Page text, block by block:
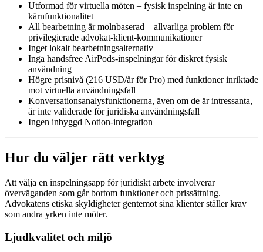
Utformad för virtuella möten – fysisk inspelning är inte en
kärnfunktionalitet
All bearbetning är molnbaserad – allvarliga problem för
privilegierade advokat-klient-kommunikationer
Inget lokalt bearbetningsalternativ
Inga handsfree AirPods-inspelningar för diskret fysisk
användning
Högre prisnivå (216 USD/år för Pro) med funktioner inriktade
mot virtuella användningsfall
Konversationsanalysfunktionerna, även om de är intressanta,
är inte validerade för juridiska användningsfall
Ingen inbyggd Notion-integration
Hur du väljer rätt verktyg
Att välja en inspelningsapp för juridiskt arbete involverar
överväganden som går bortom funktioner och prissättning.
Advokatens etiska skyldigheter gentemot sina klienter ställer krav
som andra yrken inte möter.
Ljudkvalitet och miljö